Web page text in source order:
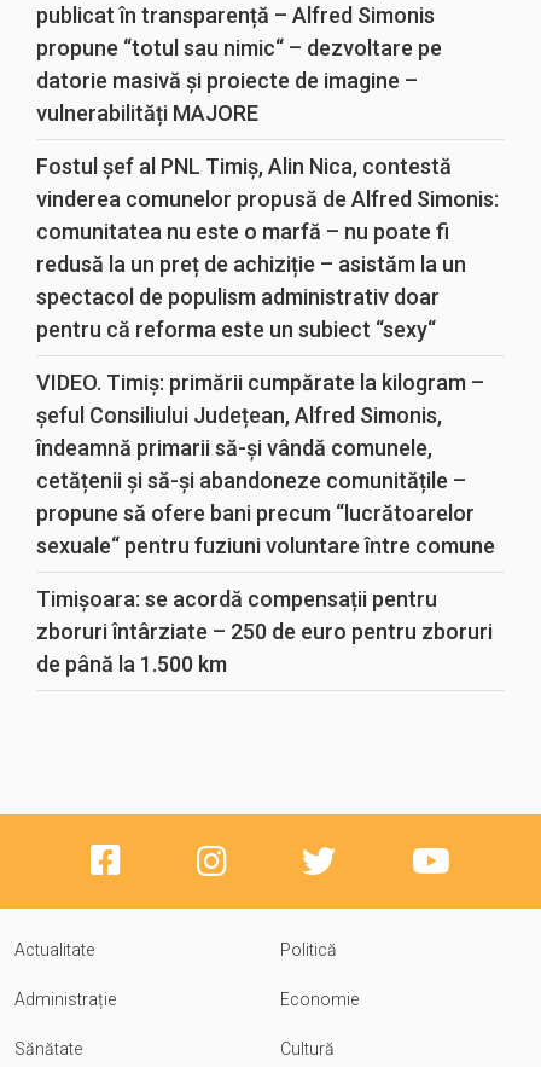
publicat în transparență – Alfred Simonis
propune “totul sau nimic“ – dezvoltare pe
datorie masivă și proiecte de imagine –
vulnerabilități MAJORE
Fostul șef al PNL Timiș, Alin Nica, contestă
vinderea comunelor propusă de Alfred Simonis:
comunitatea nu este o marfă – nu poate fi
redusă la un preț de achiziție – asistăm la un
spectacol de populism administrativ doar
pentru că reforma este un subiect “sexy“
VIDEO. Timiș: primării cumpărate la kilogram –
șeful Consiliului Județean, Alfred Simonis,
îndeamnă primarii să-și vândă comunele,
cetățenii și să-și abandoneze comunitățile –
propune să ofere bani precum “lucrătoarelor
sexuale“ pentru fuziuni voluntare între comune
Timișoara: se acordă compensații pentru
zboruri întârziate – 250 de euro pentru zboruri
de până la 1.500 km
Actualitate Politică
Administrație Economie
Sănătate Cultură